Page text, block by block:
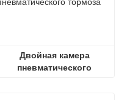
Двойная камера
пневматического